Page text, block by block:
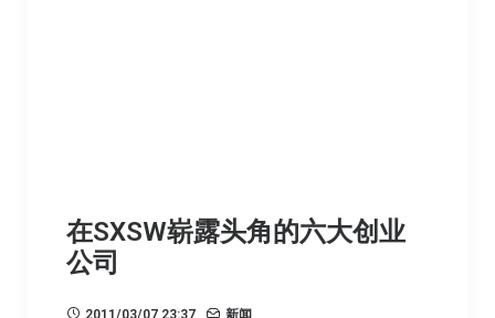
在SXSW崭露头角的六大创业
公司
2011/03/07 23:37 新闻